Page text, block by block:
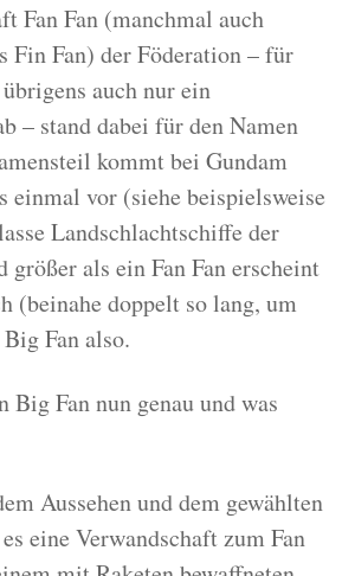
Fan Fan (manchmal auch
Fin Fan) der Föderation – für
auch nur ein
– stand dabei für den Namen
kommt bei Gundam
einmal vor (siehe beispielsweise
Landschlachtschiffe der
größer als ein Fan Fan erscheint
(beinahe doppelt so lang, um
Fan also.
Big Fan nun genau und was
Aussehen und dem gewählten
eine Verwandschaft zum Fan